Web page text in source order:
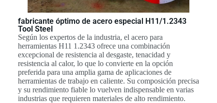
fabricante óptimo de acero especial H11/1.2343
Tool Steel
Según los expertos de la industria, el acero para
herramientas H11 1.2343 ofrece una combinación
excepcional de resistencia al desgaste, tenacidad y
resistencia al calor, lo que lo convierte en la opción
preferida para una amplia gama de aplicaciones de
herramientas de trabajo en caliente. Su composición precisa
y su rendimiento fiable lo vuelven indispensable en varias
industrias que requieren materiales de alto rendimiento.